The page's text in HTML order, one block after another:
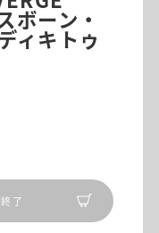
ボーン・
ィキトゥ
了